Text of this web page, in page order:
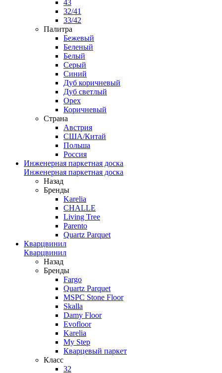
43
32/41
33/42
Палитра
Бежевый
Беленый
Белый
Серый
Синий
Дуб коричневый
Дуб светлый
Орех
Коричневый
Страна
Австрия
США/Китай
Польша
Россия
Инженерная паркетная доска
Инженерная паркетная доска
Назад
Бренды
Karelia
CHALLE
Living Tree
Parento
Quartz Parquet
Кварцвинил
Кварцвинил
Назад
Бренды
Fargo
Quartz Parquet
MSPC Stone Floor
Skalla
Damy Floor
Evofloor
Karelia
My Step
Кварцевый паркет
Класс
32